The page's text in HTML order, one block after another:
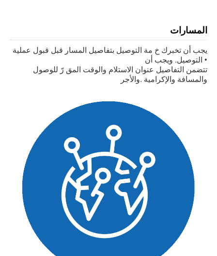
المسارات
يجب أن تخبرك خ مة التوصيل بتفاصيل المسار قبل قبول عملية
التوصيل. ويجب أن •
تتضمن التفاصيل عنوان الاستلام والوقت المق رّ للوصول
والمسافة والإكرامية .والأجر